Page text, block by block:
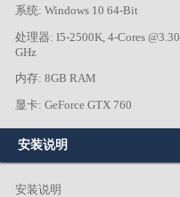
系统: Windows 10 64-Bit
处理器: I5-2500K, 4-Cores @3.30
GHz
内存: 8GB RAM
显卡: GeForce GTX 760
安装说明
安装说明